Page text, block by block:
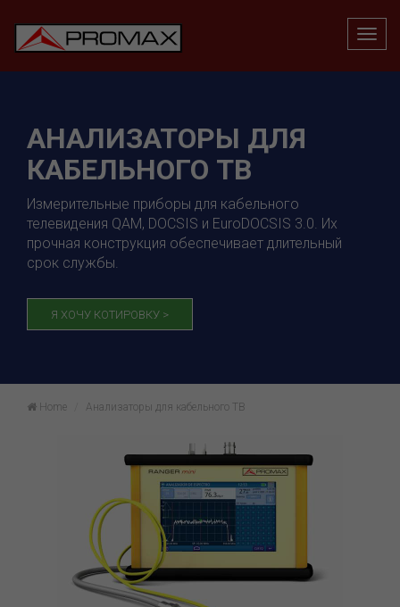
АНАЛИЗАТОРЫ ДЛЯ
КАБЕЛЬНОГО ТВ
Измерительные приборы для кабельного
телевидения QAM, DOCSIS и EuroDOCSIS 3.0. Их
прочная конструкция обеспечивает длительный
срок службы.
Я ХОЧУ КОТИРОВКУ >
Home Анализаторы для кабельного ТВ